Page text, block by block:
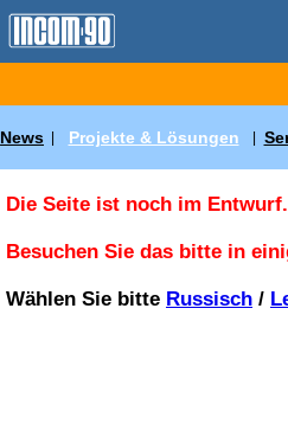
News Projekte & Lösungen
Die Seite ist noch im Entwurf.
Besuchen Sie das bitte in
Wählen Sie bitte Russisch /